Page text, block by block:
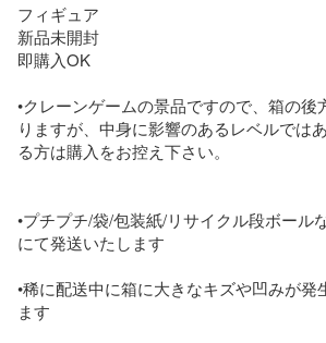
フィギュア
新品未開封
即購入OK
•クレーンゲームの景品ですので、箱の後
りますが、中身に影響のあるレベルでは
る方は購入をお控え下さい。
•プチプチ/袋/包装紙/リサイクル段ボール
にて発送いたします
•稀に配送中に箱に大きなキズや凹みが発
ます